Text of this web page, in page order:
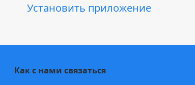
Установить приложение
Как с нами связаться